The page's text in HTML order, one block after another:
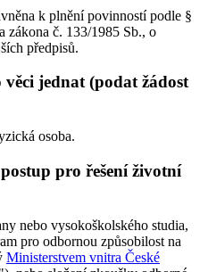
k plnění povinností podle §
zákona č. 133/1985 Sb., o
předpisů.
jednat (podat žádost
osoba.
pro řešení životní
nebo vysokoškolského studia,
pro odbornou způsobilost na
Ministerstvem vnitra České